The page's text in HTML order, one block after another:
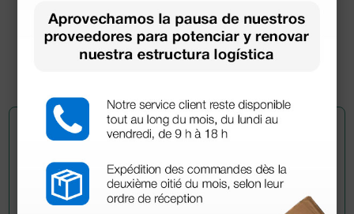
2,10 €
(Precio sin IVA)